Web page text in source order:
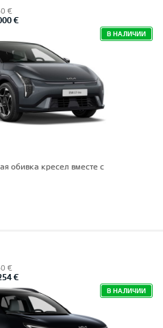
€
€
В НАЛИЧИИ
обивка кресел вместе с
€
€
В НАЛИЧИИ